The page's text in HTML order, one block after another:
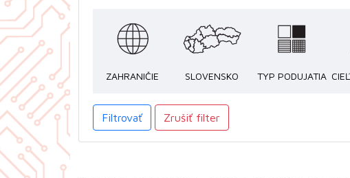
ZAHRANIČIE SLOVENSKO TYP PODUJATIA
Filtrovať Zrušiť filter